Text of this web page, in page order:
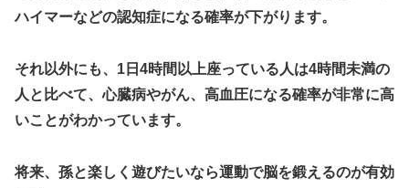
ハイマーなどの認知症になる確率が下がります。
それ以外にも、1日4時間以上座っている人は4時間未満の
人と比べて、心臓病やがん、高血圧になる確率が非常に高
いことがわかっています。
将来、孫と楽しく遊びたいなら運動で脳を鍛えるのが有効